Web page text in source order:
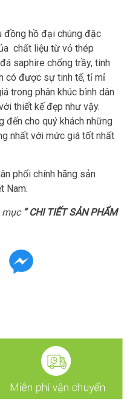
đồng hồ đại chúng đặc
chất liệu từ vỏ thép
saphire chống trầy, tinh
có được sự tinh tế, tỉ mỉ
trong phân khúc bình dân
thiết kế đẹp như vậy.
đến cho quý khách những
nhất với mức giá tốt nhất
phối chính hãng sản
Nam.
mục ” CHI TIẾT SẢN PHẨM